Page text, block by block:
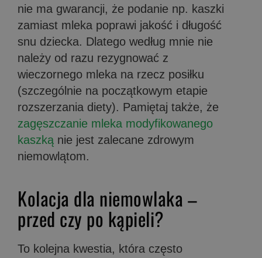
nie ma gwarancji, że podanie np. kaszki
zamiast mleka poprawi jakość i długość
snu dziecka. Dlatego według mnie nie
należy od razu rezygnować z
wieczornego mleka na rzecz posiłku
(szczególnie na początkowym etapie
rozszerzania diety). Pamiętaj także, że
zagęszczanie mleka modyfikowanego
kaszką nie jest zalecane zdrowym
niemowlątom.
Kolacja dla niemowlaka –
przed czy po kąpieli?
To kolejna kwestia, która często